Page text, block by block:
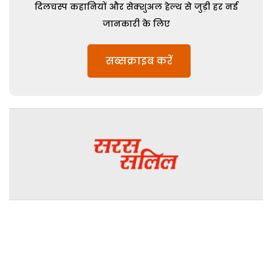
दिलचस्प कहानियों और सेक्शुअल हेल्थ से जुड़ी हर नई
जानकारी के लिए
सब्सक्राइब करें